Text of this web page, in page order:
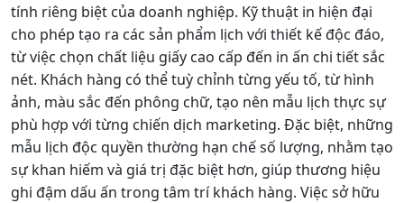
tính riêng biệt của doanh nghiệp. Kỹ thuật in hiện đại
cho phép tạo ra các sản phẩm lịch với thiết kế độc đáo,
từ việc chọn chất liệu giấy cao cấp đến in ấn chi tiết sắc
nét. Khách hàng có thể tuỳ chỉnh từng yếu tố, từ hình
ảnh, màu sắc đến phông chữ, tạo nên mẫu lịch thực sự
phù hợp với từng chiến dịch marketing. Đặc biệt, những
mẫu lịch độc quyền thường hạn chế số lượng, nhằm tạo
sự khan hiếm và giá trị đặc biệt hơn, giúp thương hiệu
ghi đậm dấu ấn trong tâm trí khách hàng. Việc sở hữu